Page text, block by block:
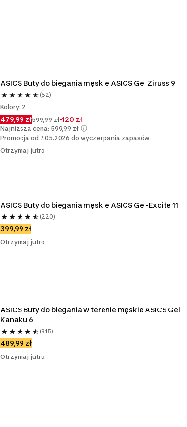
ASICS Buty do biegania męskie ASICS Gel Ziruss 9
(62)
Kolory: 2
479,99 zł599,99 zł-120 zł
Najniższa cena: 599,99 zł
Promocja od 7.05.2026 do wyczerpania zapasów
Otrzymaj jutro
ASICS Buty do biegania męskie ASICS Gel-Excite 11
(220)
399,99 zł
Otrzymaj jutro
ASICS Buty do biegania w terenie męskie ASICS Gel
Kanaku 6
(315)
489,99 zł
Otrzymaj jutro